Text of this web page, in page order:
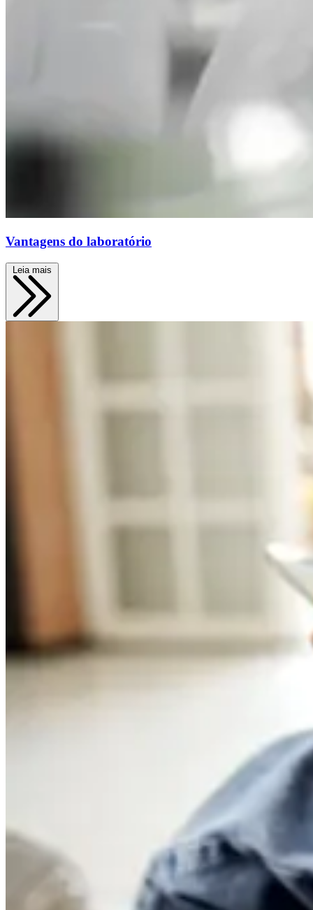
Vantagens do laboratório
Leia mais